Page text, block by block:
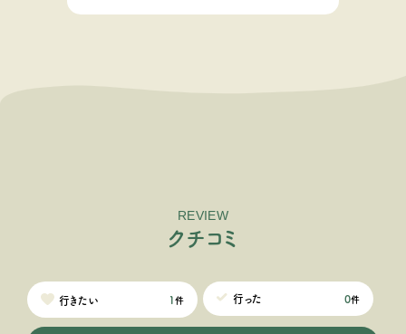
REVIEW
ク チ コ ミ
行きたい 1件 行った 0件